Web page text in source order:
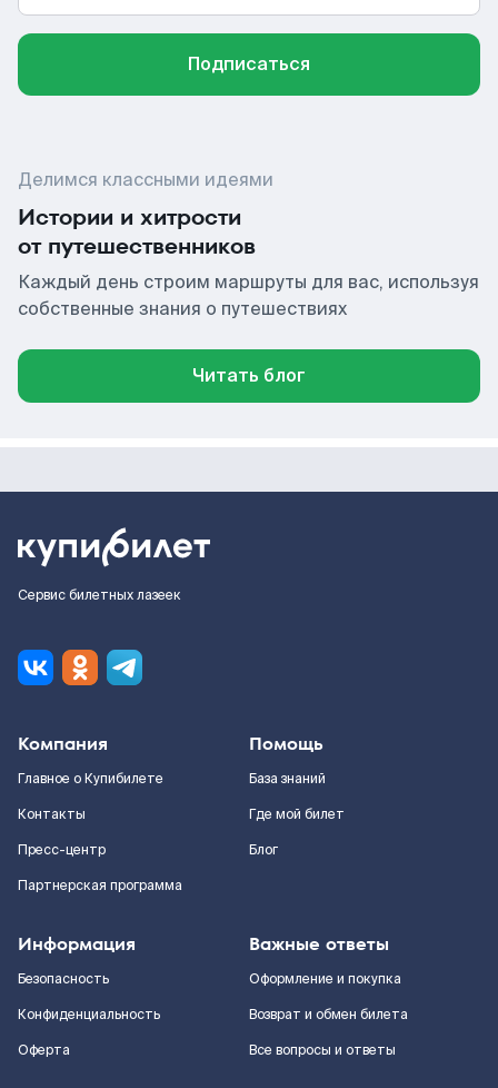
Подписаться
Делимся классными идеями
Истории и хитрости
от путешественников
Каждый день строим маршруты для вас, используя
собственные знания о путешествиях
Читать блог
Сервис билетных лазеек
Компания
Главное о Купибилете
Контакты
Пресс-центр
Партнерская программа
Помощь
База знаний
Где мой билет
Блог
Информация
Безопасность
Конфиденциальность
Оферта
Важные ответы
Оформление и покупка
Возврат и обмен билета
Все вопросы и ответы